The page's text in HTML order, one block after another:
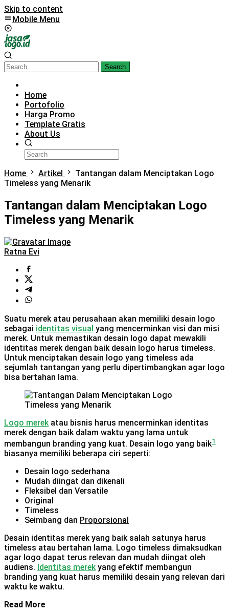
Skip to content
Mobile Menu
Search
Home
Portofolio
Harga Promo
Template Gratis
About Us
Home Artikel
Tantangan dalam Menciptakan Logo
Timeless yang Menarik
Tantangan dalam Menciptakan Logo
Timeless yang Menarik
Ratna Evi
Suatu merek atau perusahaan akan memiliki desain logo
sebagai identitas visual yang mencerminkan visi dan misi
merek. Untuk memastikan desain logo dapat mewakili
identitas merek dengan baik desain logo harus timeless.
Untuk menciptakan desain logo yang timeless ada
sejumlah tantangan yang perlu dipertimbangkan agar logo
bisa bertahan lama.
Logo merekatau bisnis harus mencerminkan identitas
merek dengan baik dalam waktu yang lama untuk
membangun branding yang kuat. Desain logo yang baik1
biasanya memiliki beberapa ciri seperti:
Desain logo sederhana
Mudah diingat dan dikenali
Fleksibel dan Versatile
Original
Timeless
Seimbang dan Proporsional
Desain identitas merek yang baik salah satunya harus
timeless atau bertahan lama. Logo timeless dimaksudkan
agar logo dapat terus relevan dan mudah diingat oleh
audiens. Identitas merekyang efektif membangun
branding yang kuat harus memiliki desain yang relevan dari
waktu ke waktu.
Read More